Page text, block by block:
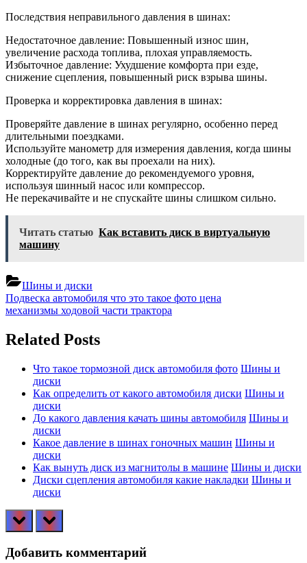
Последствия неправильного давления в шинах:
Недостаточное давление: Повышенный износ шин,
увеличение расхода топлива, плохая управляемость.
Избыточное давление: Ухудшение комфорта при езде,
снижение сцепления, повышенный риск взрыва шины.
Проверка и корректировка давления в шинах:
Проверяйте давление в шинах регулярно, особенно перед
длительными поездками.
Используйте манометр для измерения давления, когда шины
холодные (до того, как вы проехали на них).
Корректируйте давление до рекомендуемого уровня,
используя шинный насос или компрессор.
Не перекачивайте и не спускайте шины слишком сильно.
Читать статью Как вставить диск в виртуальную
машину
Шины и диски
Навигация
по
записям
Previous
Post:
Подвеска автомобиля что это такое фото цена
Next
механизмы ходовой части трактора
Related Posts
Что такое тормозной диск автомобиля фото Шины и
диски
Как определить от какого автомобиля диски Шины и
диски
До какого давления качать шины автомобиля Шины и
диски
Какое давление в шинах гоночных машин Шины и
диски
Как вынуть диск из магнитолы в машине Шины и диски
Диски сцепления автомобиля какие накладки Шины и
диски
prev next
Добавить комментарий